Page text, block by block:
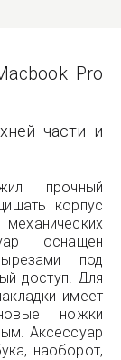
Pro
части и
прочный
корпус
оснащен
под
доступ. Для
имеет
ножки
Аксессуар
наоборот,